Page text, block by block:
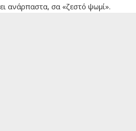
ανάρπαστα, σα «ζεστό ψωμί».